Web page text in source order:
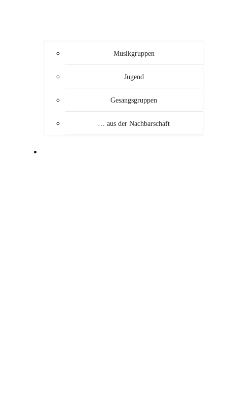
Musikgruppen
Jugend
Gesangsgruppen
… aus der Nachbarschaft